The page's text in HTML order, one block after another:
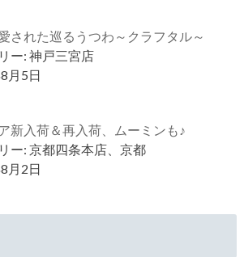
された巡るうつわ～クラフタル～
ー: 神戸三宮店
月5日
新入荷＆再入荷、ムーミンも♪
ー: 京都四条本店、京都
月2日